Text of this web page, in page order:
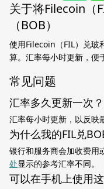
关于将Filecoin（
（BOB）
使用Filecoin（FIL）兑玻
算。汇率每小时更新，便
常见问题
汇率多久更新一次？
汇率每小时更新，以反映
为什么我的FIL兑
银行和服务商会加收费用
处显示的参考汇率不同。
可以在手机上使用